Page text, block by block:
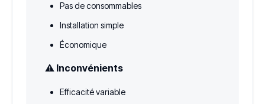
Pas de consommables
Installation simple
Économique
⚠️ Inconvénients
Efficacité variable